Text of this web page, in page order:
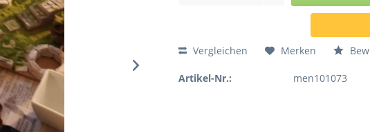
Vergleichen Merken
Artikel-Nr.: men101073